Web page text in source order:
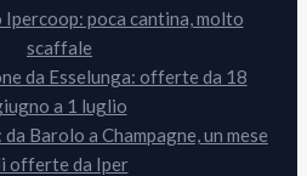
poca cantina, molto
scaffale
da Esselunga: offerte da 18
a 1 luglio
Barolo a Champagne, un mese
offerte da Iper